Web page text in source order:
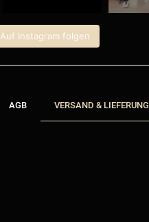
Auf Instagram folgen
AGB VERSAND & LIEFERUNG